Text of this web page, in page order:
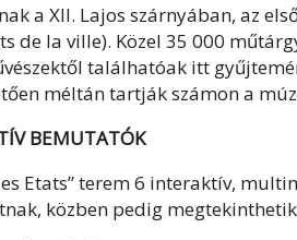
a XII. Lajos szárnyában, az
de la ville). Közel 35 000
találhatóak itt
méltán tartják számon a
BEMUTATÓK
Etats” terem 6 interaktív,
közben pedig